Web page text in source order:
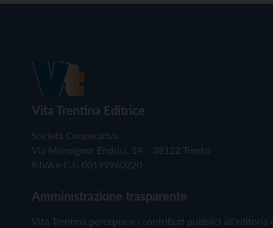
Vita Trentina Editrice
Società Cooperativa
Via Monsignor Endrici, 14 – 38122 Trento
P.IVA e C.F. 00199960220
Amministrazione trasparente
Vita Trentina percepisce i contributi pubblici all'editoria